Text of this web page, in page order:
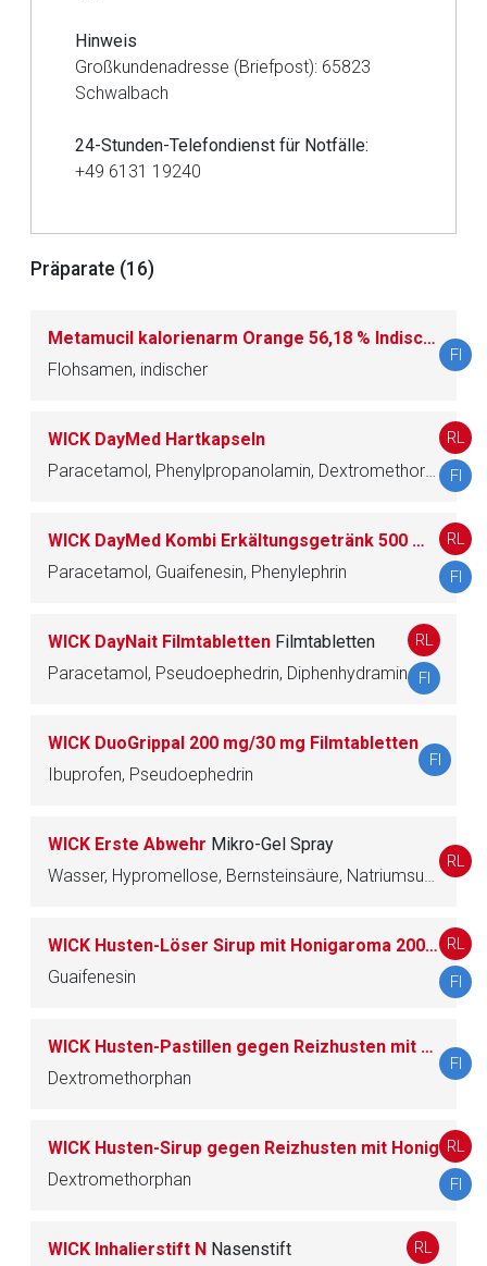
Hinweis
Großkundenadresse (Briefpost): 65823
Schwalbach
24-Stunden-Telefondienst für Notfälle:
+49 6131 19240
Präparate (16)
Metamucil kalorienarm Orange 56,18 % Indische Flohsamenschalen / Pulver zum Einnehmen
Flohsamen, indischer
FI
WICK DayMed Hartkapseln
Paracetamol, Phenylpropanolamin, Dextromethorphan
RL
FI
WICK DayMed Kombi Erkältungsgetränk 500 mg/200 mg/10 mg Pulver zur Herstellung einer Lösung zum Einnehmen
Paracetamol, Guaifenesin, Phenylephrin
RL
FI
WICK DayNait Filmtabletten Filmtabletten
Paracetamol, Pseudoephedrin, Diphenhydramin
RL
FI
WICK DuoGrippal 200 mg/30 mg Filmtabletten
Ibuprofen, Pseudoephedrin
FI
WICK Erste Abwehr Mikro-Gel Spray
Wasser, Hypromellose, Bernsteinsäure, Natriumsuccinat, Pidolsäure, Phenethylalkohol, Edetinsäure, Zinkacetat, Polysorbat, Levomenthol, Campher, Cineol, Saccharin
RL
WICK Husten-Löser Sirup mit Honigaroma 200 mg/15 ml
Guaifenesin
RL
FI
WICK Husten-Pastillen gegen Reizhusten mit Honig 7,33 mg/Lutschpastille
Dextromethorphan
FI
WICK Husten-Sirup gegen Reizhusten mit Honig
Dextromethorphan
RL
FI
WICK Inhalierstift N Nasenstift RL
Aufruf einer externen Seite
Seite. Für die Inhalte der externen Web-Seite ist deren
Betreiber verantwortlich. Ebenso gelten dort ggf. andere
Datenschutzbestimmungen.
Zurück zur rote-liste.de Zur Seite